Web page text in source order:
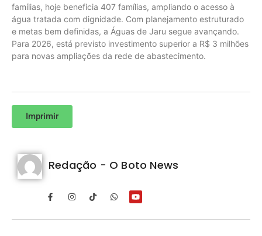
famílias, hoje beneficia 407 famílias, ampliando o acesso à
água tratada com dignidade. Com planejamento estruturado
e metas bem definidas, a Águas de Jaru segue avançando.
Para 2026, está previsto investimento superior a R$ 3 milhões
para novas ampliações da rede de abastecimento.
Imprimir
Redação - O Boto News